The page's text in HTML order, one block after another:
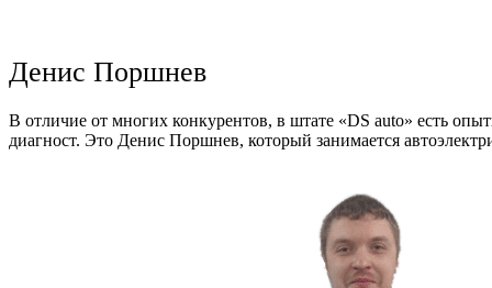
Денис Поршнев
В отличие от многих конкурентов, в штате «DS auto» есть
диагност. Это Денис Поршнев, который занимается